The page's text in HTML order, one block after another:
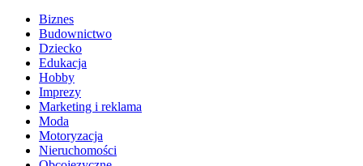
Biznes
Budownictwo
Dziecko
Edukacja
Hobby
Imprezy
Marketing i reklama
Moda
Motoryzacja
Nieruchomości